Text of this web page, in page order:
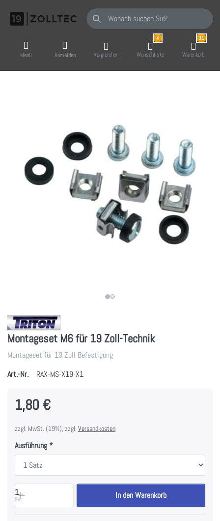
Geben Sie einen Suchbegriff ein. Während
Menü Anmelden Vergleichen
4
Wunschliste
31
Warenkorb
Montageset M6 für 19 Zoll-Technik
Montageset für 19 Zoll Befestigung
Art.-Nr.
RAX-MS-X19-X1
1,80 €
zzgl. MwSt. (19%), zzgl. Versandkosten
Ausführung
1
Set In den Warenkorb